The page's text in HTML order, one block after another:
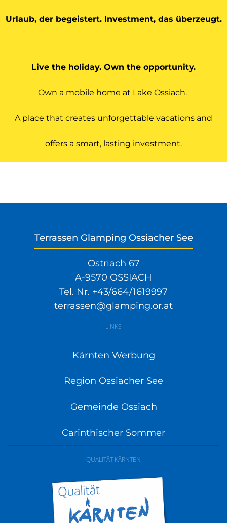
Urlaub, der begeistert. Investment, das überzeugt.
Live the holiday. Own the opportunity.
Own a mobile home at Lake Ossiach.
A place that creates unforgettable vacations and
offers a smart, lasting investment.
Terrassen Glamping Ossiacher See
Ostriach 67
A-9570 OSSIACH
Tel. Nr. +43/664/1619997
terrassen@glamping.or.at
LINKS
Kärnten Werbung
Region Ossiacher See
Gemeinde Ossiach
Carinthischer Sommer
QUALITÄT KÄRNTEN